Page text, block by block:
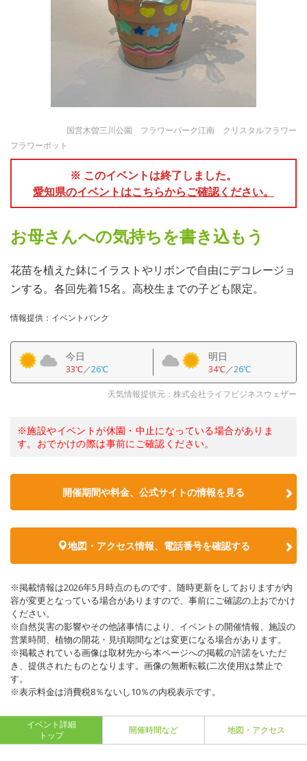
国営木曽三川公園 フラワーパーク江南 クリスタルフラワー
フラワーポット
※ このイベントは終了しました。
愛知県のイベントはこちらからご確認ください。
お母さんへの気持ちを書き込もう
花苗を植えた鉢にイラストやリボンで自由にデコレージョ
ンする。各回先着15名。高校生までの子ども限定。
情報提供：イベントバンク
今日
33℃／26℃
明日
34℃／26℃
天気情報提供元：株式会社ライフビジネスウェザー
※施設やイベントが休園・中止になっている場合がありま
す。おでかけの際は事前にご確認ください。
開催期間や料金、公式サイトの情報を見る
地図・アクセス情報、電話番号を確認する
※掲載情報は2026年5月時点のものです。随時更新をしておりますが内
容が変更となっている場合がありますので、事前にご確認の上おでかけ
ください。
※自然災害の影響やその他諸事情により、イベントの開催情報、施設の
営業時間、植物の開花・見頃期間などは変更になる場合があります。
※掲載されている画像は取材先から本ページへの掲載の許諾をいただ
き、提供されたものとなります。画像の無断転載(二次使用)は禁止で
す。
※表示料金は消費税8％ないし10％の内税表示です。
イベント詳細
トップ
開催時間など 地図・アクセス